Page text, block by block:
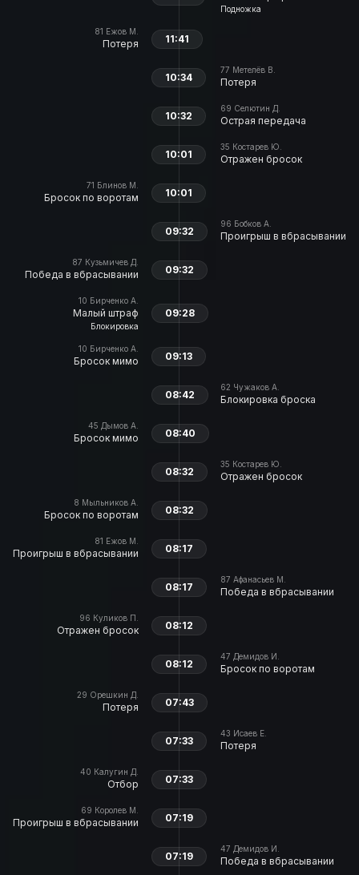
Подножка
81 Ежов М.
Потеря 11:41
77 Метелёв В.
Потеря
10:34
69 Селютин Д.
Острая передача
10:32
35 Костарев Ю.
Отражен бросок
10:01
71 Блинов М.
Бросок по воротам 10:01
96 Бобков А.
Проигрыш в вбрасывании
09:32
87 Кузьмичев Д.
Победа в вбрасывании 09:32
10 Бирченко А.
Малый штраф
Блокировка
09:28
10 Бирченко А.
Бросок мимо 09:13
62 Чужаков А.
Блокировка броска
08:42
45 Дымов А.
Бросок мимо 08:40
35 Костарев Ю.
Отражен бросок
08:32
8 Мыльников А.
Бросок по воротам 08:32
81 Ежов М.
Проигрыш в вбрасывании 08:17
87 Афанасьев М.
Победа в вбрасывании
08:17
96 Куликов П.
Отражен бросок 08:12
47 Демидов И.
Бросок по воротам
08:12
29 Орешкин Д.
Потеря 07:43
43 Исаев Е.
Потеря
07:33
40 Калугин Д.
Отбор 07:33
69 Королев М.
Проигрыш в вбрасывании 07:19
47 Демидов И.
Победа в вбрасывании
07:19